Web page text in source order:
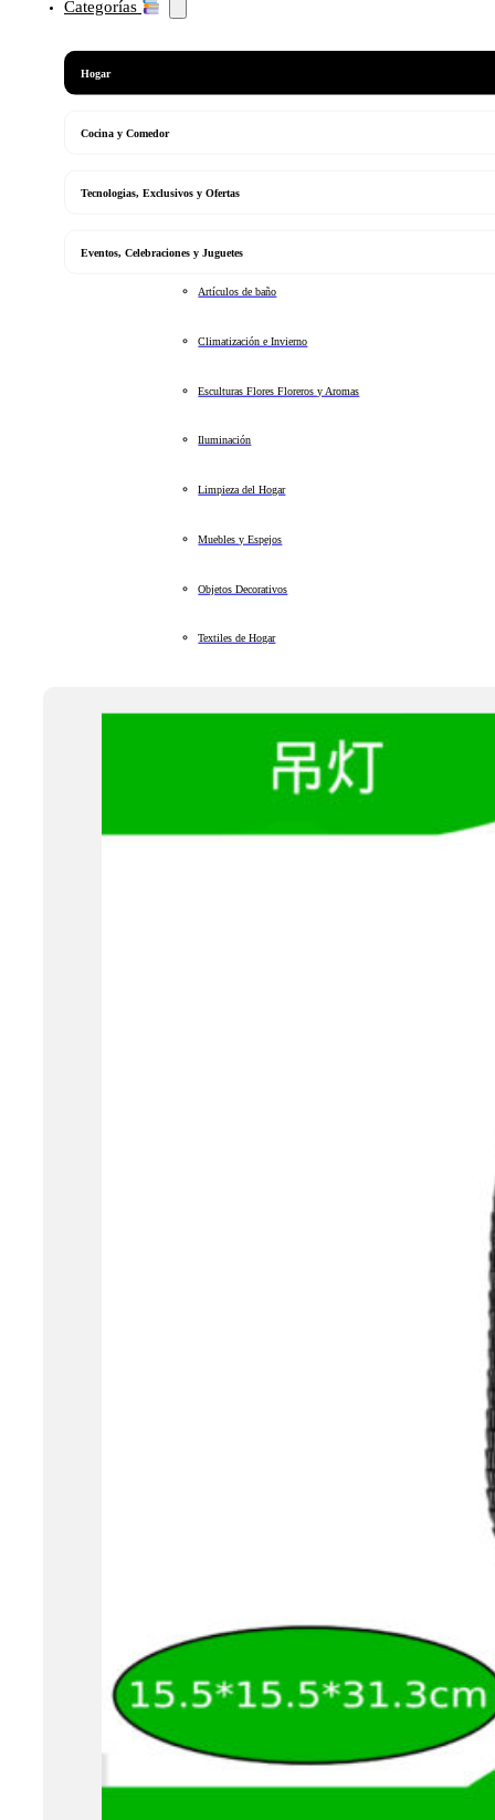
Categorías
Hogar
Cocina y Comedor
Tecnologias, Exclusivos y Ofertas
Eventos, Celebraciones y Juguetes
Artículos de baño
Climatización e Invierno
Esculturas Flores Floreros y Aromas
Iluminación
Limpieza del Hogar
Muebles y Espejos
Objetos Decorativos
Textiles de Hogar